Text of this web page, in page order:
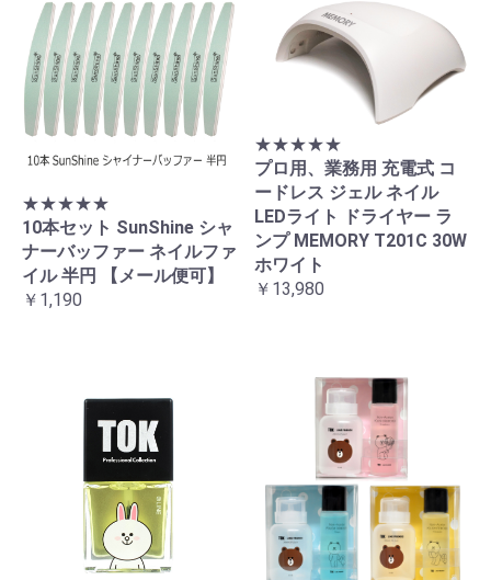
★★★★★
10本セット SunShine シャ
ナーバッファー ネイルファ
イル 半円 【メール便可】
￥1,190
★★★★★
プロ用、業務用 充電式 コ
ードレス ジェル ネイル
LEDライト ドライヤー ラ
ンプ MEMORY T201C 30W
ホワイト
￥13,980